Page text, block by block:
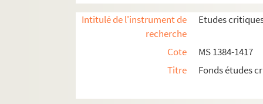
Intitulé de l'instrument de
recherche
Etudes
Cote
MS 1384-1417
Titre
Fonds études
Gaston Deschamps, Histoire d'Alsace
André Hallays, Histoire d'Alsace
H. Potez, Histoire de l'Alsace (Echo du